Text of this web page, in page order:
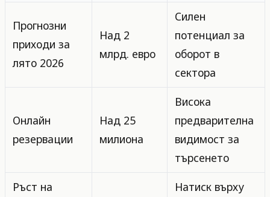
Прогнозни
приходи за
лято 2026
Над 2
млрд. евро
Силен
потенциал за
оборот в
сектора
Онлайн
резервации
Над 25
милиона
Висока
предварителна
видимост за
търсенето
Ръст на
Натиск върху